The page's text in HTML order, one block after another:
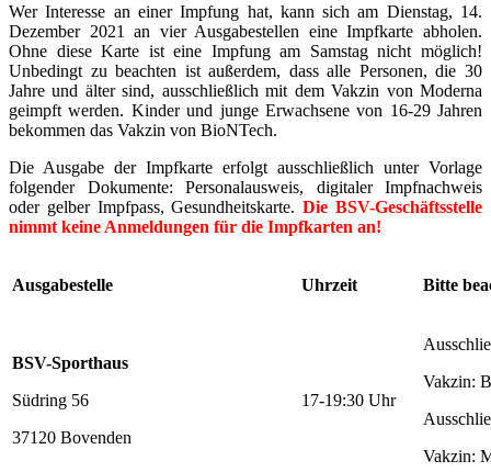
Wer Interesse an einer Impfung hat, kann sich am Dienstag, 14.
Dezember 2021 an vier Ausgabestellen eine Impfkarte abholen.
Ohne diese Karte ist eine Impfung am Samstag nicht möglich!
Unbedingt zu beachten ist außerdem, dass alle Personen, die 30
Jahre und älter sind, ausschließlich mit dem Vakzin von Moderna
geimpft werden. Kinder und junge Erwachsene von 16-29 Jahren
bekommen das Vakzin von BioNTech.
Die Ausgabe der Impfkarte erfolgt ausschließlich unter Vorlage
folgender Dokumente: Personalausweis, digitaler Impfnachweis
oder gelber Impfpass, Gesundheitskarte.Die BSV-Geschäftsstelle
nimmt keine Anmeldungen für die Impfkarten an!
Ausgabestelle Uhrzeit Bitte
BSV-Sporthaus
Südring 56
37120 Bovenden
17-19:30 Uhr
Vakzin:
Vakzin: